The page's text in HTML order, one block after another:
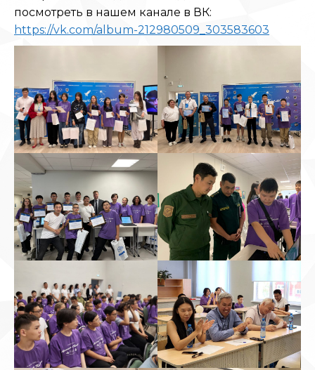
посмотреть в нашем канале в ВК:
https://vk.com/album-212980509_303583603